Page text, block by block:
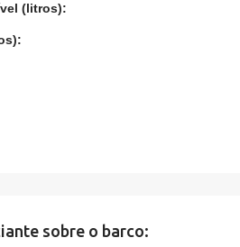
(litros):
sobre o barco: